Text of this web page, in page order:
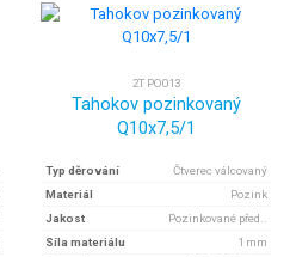
2T PO013
Tahokov pozinkovaný
Q10x7,5/1
Typ děrování
Čtverec válcovaný
Materiál
Pozink
Jakost
Pozinkované před..
Síla materiálu
1 mm